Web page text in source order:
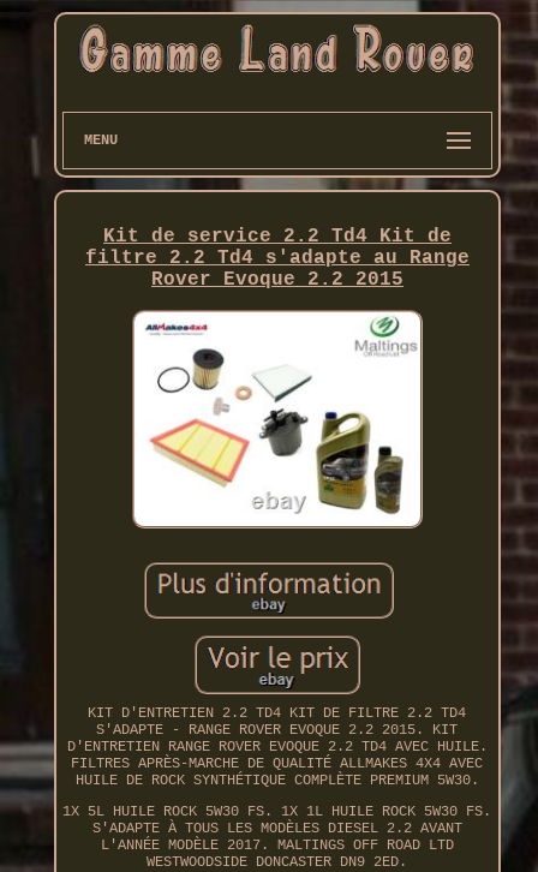
MENU
Kit de service 2.2 Td4 Kit de
filtre 2.2 Td4 s'adapte au Range
Rover Evoque 2.2 2015
KIT D'ENTRETIEN 2.2 TD4 KIT DE FILTRE 2.2 TD4
S'ADAPTE - RANGE ROVER EVOQUE 2.2 2015. KIT
D'ENTRETIEN RANGE ROVER EVOQUE 2.2 TD4 AVEC HUILE.
FILTRES APRÈS-MARCHE DE QUALITÉ ALLMAKES 4X4 AVEC
HUILE DE ROCK SYNTHÉTIQUE COMPLÈTE PREMIUM 5W30.
1X 5L HUILE ROCK 5W30 FS. 1X 1L HUILE ROCK 5W30 FS.
S'ADAPTE À TOUS LES MODÈLES DIESEL 2.2 AVANT
L'ANNÉE MODÈLE 2017. MALTINGS OFF ROAD LTD
WESTWOODSIDE DONCASTER DN9 2ED.